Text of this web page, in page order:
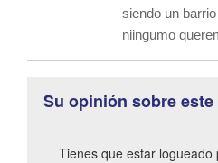
siendo un
niingumo
Su opinión sobre
Tienes que estar logueado